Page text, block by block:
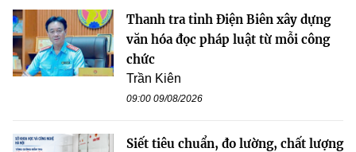
Thanh tra tỉnh Điện Biên xây dựng
văn hóa đọc pháp luật từ mỗi công
chức
Trần Kiên
09:00 09/08/2026
Siết tiêu chuẩn, đo lường, chất lượng